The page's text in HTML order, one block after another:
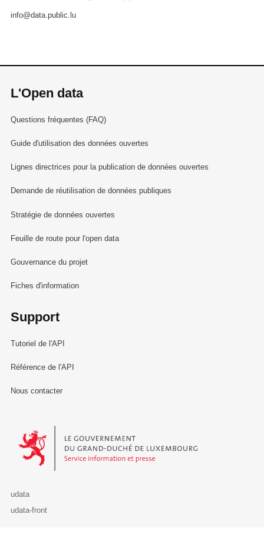
info@data.public.lu
L'Open data
Questions fréquentes (FAQ)
Guide d'utilisation des données ouvertes
Lignes directrices pour la publication de données ouvertes
Demande de réutilisation de données publiques
Stratégie de données ouvertes
Feuille de route pour l'open data
Gouvernance du projet
Fiches d'information
Support
Tutoriel de l'API
Référence de l'API
Nous contacter
Le Gouvernement du Grand-Duché de Luxembourg - Service
udata
udata-front